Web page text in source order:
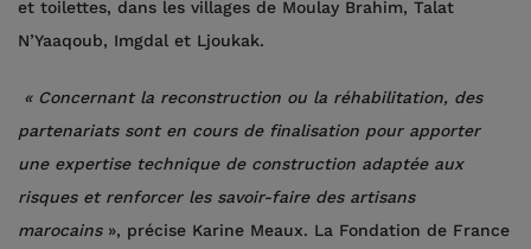
et toilettes, dans les villages de Moulay Brahim, Talat
N’Yaaqoub, Imgdal et Ljoukak.
« Concernant la reconstruction ou la réhabilitation, des
partenariats sont en cours de finalisation pour apporter
une expertise technique de construction adaptée aux
risques et renforcer les savoir-faire des artisans
marocains», précise Karine Meaux. La Fondation de France